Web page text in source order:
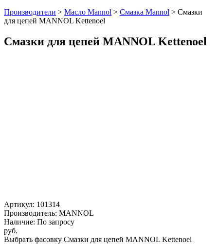
Производители > Масло Mannol > Смазка Mannol > Смазки
для цепей MANNOL Kettenoel
Смазки для цепей MANNOL Kettenoel
Артикул: 101314
Производитель: MANNOL
Наличие: По запросу
руб.
Выбрать фасовку Смазки для цепей MANNOL Kettenoel